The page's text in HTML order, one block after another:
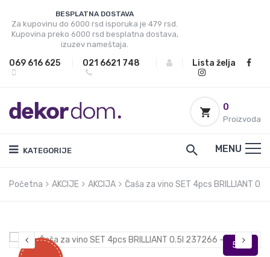
BESPLATNA DOSTAVA
Za kupovinu do 6000 rsd isporuka je 479 rsd.
Kupovina preko 6000 rsd besplatna dostava,
izuzev nameštaja.
069 616 625 021 6621 748 Lista želja
0
Proizvoda
KATEGORIJE MENU
Početna AKCIJE AKCIJA Čaša za vino SET 4pcs BRILLIANT